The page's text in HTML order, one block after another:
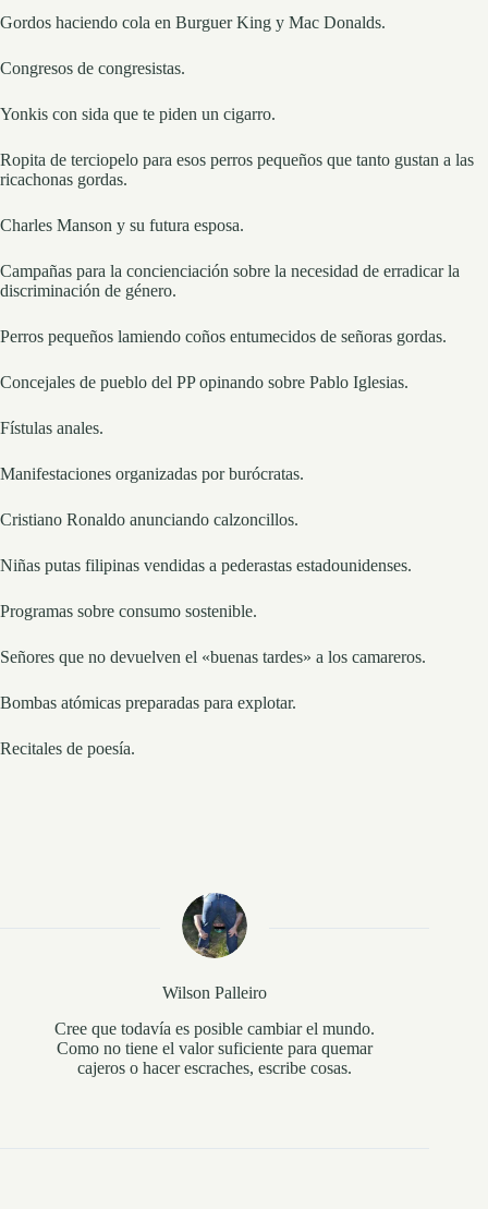
Gordos haciendo cola en Burguer King y Mac Donalds.
Congresos de congresistas.
Yonkis con sida que te piden un cigarro.
Ropita de terciopelo para esos perros pequeños que tanto gustan a las
ricachonas gordas.
Charles Manson y su futura esposa.
Campañas para la concienciación sobre la necesidad de erradicar la
discriminación de género.
Perros pequeños lamiendo coños entumecidos de señoras gordas.
Concejales de pueblo del PP opinando sobre Pablo Iglesias.
Fístulas anales.
Manifestaciones organizadas por burócratas.
Cristiano Ronaldo anunciando calzoncillos.
Niñas putas filipinas vendidas a pederastas estadounidenses.
Programas sobre consumo sostenible.
Señores que no devuelven el «buenas tardes» a los camareros.
Bombas atómicas preparadas para explotar.
Recitales de poesía.
Wilson Palleiro
Cree que todavía es posible cambiar el mundo.
Como no tiene el valor suficiente para quemar
cajeros o hacer escraches, escribe cosas.